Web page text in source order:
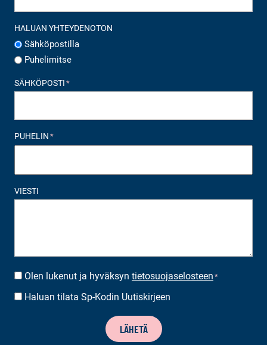
HALUAN YHTEYDENOTON
Sähköpostilla
Puhelimitse
SÄHKÖPOSTI *
PUHELIN *
VIESTI
SUOSTUMUS*
Olen lukenut ja hyväksyn tietosuojaselosteen *
UUTISKIRJEEN
Haluan tilata Sp-Kodin Uutiskirjeen
LÄHETÄ